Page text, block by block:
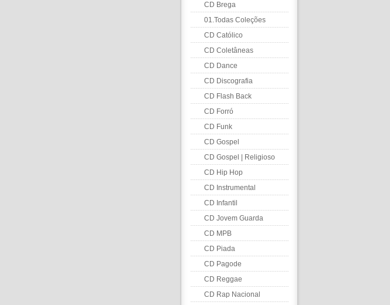
CD Brega
01.Todas Coleções
CD Católico
CD Coletâneas
CD Dance
CD Discografia
CD Flash Back
CD Forró
CD Funk
CD Gospel
CD Gospel | Religioso
CD Hip Hop
CD Instrumental
CD Infantil
CD Jovem Guarda
CD MPB
CD Piada
CD Pagode
CD Reggae
CD Rap Nacional